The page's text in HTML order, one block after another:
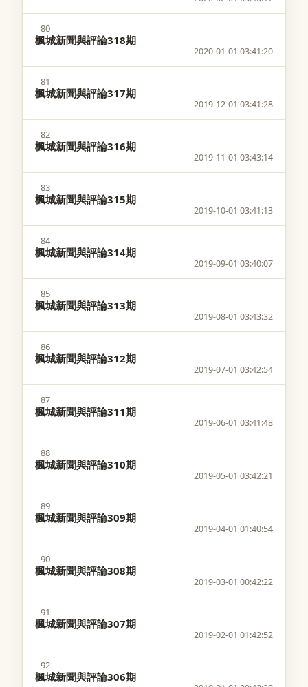
80
楓城新聞與評論318期
2020-01-01 03:41:20
81
楓城新聞與評論317期
2019-12-01 03:41:28
82
楓城新聞與評論316期
2019-11-01 03:43:14
83
楓城新聞與評論315期
2019-10-01 03:41:13
84
楓城新聞與評論314期
2019-09-01 03:40:07
85
楓城新聞與評論313期
2019-08-01 03:43:32
86
楓城新聞與評論312期
2019-07-01 03:42:54
87
楓城新聞與評論311期
2019-06-01 03:41:48
88
楓城新聞與評論310期
2019-05-01 03:42:21
89
楓城新聞與評論309期
2019-04-01 01:40:54
90
楓城新聞與評論308期
2019-03-01 00:42:22
91
楓城新聞與評論307期
2019-02-01 01:42:52
92
楓城新聞與評論306期